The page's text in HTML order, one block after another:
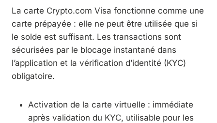
La carte Crypto.com Visa fonctionne comme une
carte prépayée : elle ne peut être utilisée que si
le solde est suffisant. Les transactions sont
sécurisées par le blocage instantané dans
l’application et la vérification d’identité (KYC)
obligatoire.
Activation de la carte virtuelle : immédiate
après validation du KYC, utilisable pour les